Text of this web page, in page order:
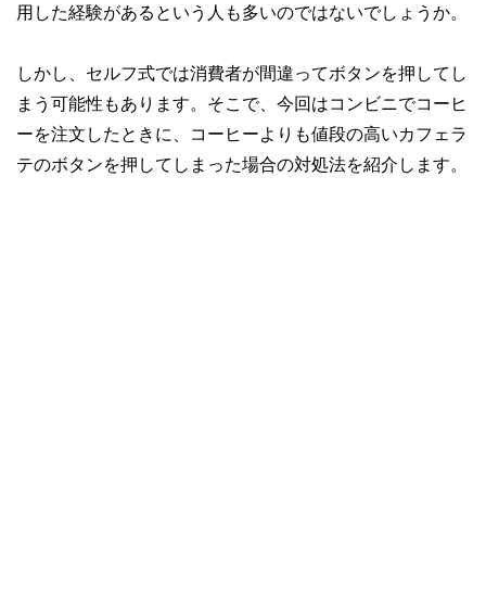
用した経験があるという人も多いのではないでしょうか。
しかし、セルフ式では消費者が間違ってボタンを押してし
まう可能性もあります。そこで、今回はコンビニでコーヒ
ーを注文したときに、コーヒーよりも値段の高いカフェラ
テのボタンを押してしまった場合の対処法を紹介します。